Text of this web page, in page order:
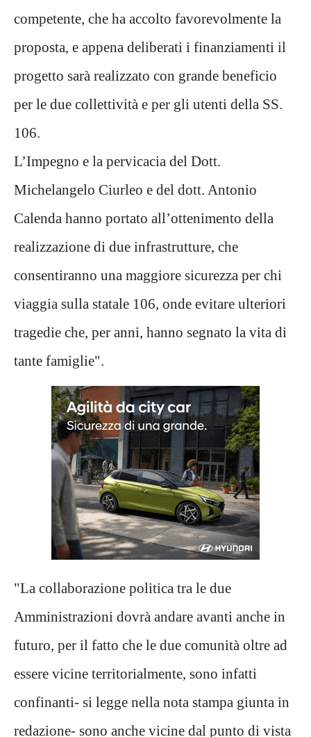
competente, che ha accolto favorevolmente la
proposta, e appena deliberati i finanziamenti il
progetto sarà realizzato con grande beneficio
per le due collettività e per gli utenti della SS.
106.
L’Impegno e la pervicacia del Dott.
Michelangelo Ciurleo e del dott. Antonio
Calenda hanno portato all’ottenimento della
realizzazione di due infrastrutture, che
consentiranno una maggiore sicurezza per chi
viaggia sulla statale 106, onde evitare ulteriori
tragedie che, per anni, hanno segnato la vita di
tante famiglie".
"La collaborazione politica tra le due
Amministrazioni dovrà andare avanti anche in
futuro, per il fatto che le due comunità oltre ad
essere vicine territorialmente, sono infatti
confinanti- si legge nella nota stampa giunta in
redazione- sono anche vicine dal punto di vista